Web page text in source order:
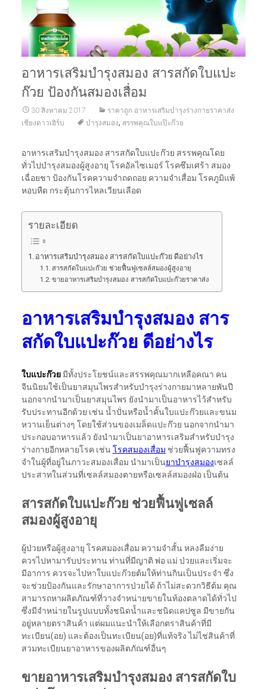
อาหารเสริมบำรุงสมอง สารสกัดใบแปะ
ก๊วย ป้องกันสมองเสื่อม
30 สิงหาคม 2017
ราคาถูก อาหารเสริมบำรุงร่างกายราคาส่ง
เชียงดาวเฮิร์บ
บำรุงสมอง, สรรพคุณใบแป๊ะก๊วย
อาหารเสริมบำรุงสมอง สารสกัดใบแปะก๊วย สรรพคุณโดย
ทั่วไปบำรุงสมองผู้สูงอายุ โรคอัลไซเมอร์ โรคซึมเศร้า สมอง
เฉื่อยชา ป้องกันโรคความจำถดถอย ความจำเสื่อม โรคภูมิแพ้
หอบหืด กระตุ้นการไหลเวียนเลือด
รายละเอียด
อาหารเสริมบำรุงสมอง สารสกัดใบแปะก๊วย ดีอย่างไร
สารสกัดใบแปะก๊วย ช่วยฟื้นฟูเซลล์สมองผู้สูงอายุ
ขายอาหารเสริมบำรุงสมอง สารสกัดใบแปะก๊วยราคาส่ง
อาหารเสริมบำรุงสมอง สาร
สกัดใบแปะก๊วย ดีอย่างไร
ใบแปะก๊วยมีทั้งประโยชน์และสรรพคุณมากเหลือคณา คน
จีนนิยมใช้เป็นยาสมุนไพรสำหรับบำรุงร่างกายมาหลายพันปี
นอกจากนำมาเป็นยาสมุนไพร ยังนำมาเป็นอาหารไว้สำหรับ
รับประทานอีกด้วย เช่น น้ำปั่นหรือน้ำคั้นใบแปะก๊วยและขนม
หวานเย็นต่างๆ โดยใช้ส่วนของเมล็ดแปะก๊วย นอกจากนำมา
ประกอบอาหารแล้ว ยังนำมาเป็นยาอาหารเสริมสำหรับบำรุง
ร่างกายอีกหลายโรค เช่น โรคสมองเสื่อม ช่วยฟื้นฟูความทรง
จำในผู้ที่อยู่ในภาวะสมองเสื่อม นำมาเป็นยาบำรุงสมองเซลล์
ประสาทในส่วนที่เซลล์สมองตายหรือเซลล์สมองฝ่อ เป็นต้น
สารสกัดใบแปะก๊วย ช่วยฟื้นฟูเซลล์
สมองผู้สูงอายุ
ผู้ป่วยหรือผู้สูงอายุ โรคสมองเสื่อม ความจำสั้น หลงลืมง่าย
ควรไปหามารับประทาน ท่านที่มีญาติ พ่อ แม่ ป่วยและเริ่มจะ
มีอาการ ควรจะไปหาใบแปะก๊วยต้มให้ท่านกินเป็นประจำ ซึ่ง
จะช่วยป้องกันและรักษาอาการป่วยได้ ถ้าไม่สะดวกวิธีต้ม คุณ
สามารถหาผลิตภัณฑ์ที่วางจำหน่ายขายในท้องตลาดได้ทั่วไป
ซึ่งมีจำหน่ายในรูปแบบทั้งชนิดน้ำและชนิดแคปซูล มีขายกัน
อยู่หลายตราสินค้า แต่ผมแนะนำให้เลือกตราสินค้าที่มี
ทะเบียน(อย) และต้องเป็นทะเบียน(อย)ที่แท้จริง ไม่ไช่สินค้าที่
สวมทะเบียนยาอาหารของผลิตภัณฑ์อื่นๆ
ขายอาหารเสริมบำรุงสมอง สารสกัดใบ